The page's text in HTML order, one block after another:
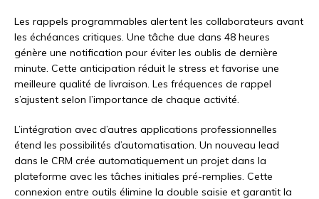
Les rappels programmables alertent les collaborateurs avant
les échéances critiques. Une tâche due dans 48 heures
génère une notification pour éviter les oublis de dernière
minute. Cette anticipation réduit le stress et favorise une
meilleure qualité de livraison. Les fréquences de rappel
s’ajustent selon l’importance de chaque activité.
L’intégration avec d’autres applications professionnelles
étend les possibilités d’automatisation. Un nouveau lead
dans le CRM crée automatiquement un projet dans la
plateforme avec les tâches initiales pré-remplies. Cette
connexion entre outils élimine la double saisie et garantit la